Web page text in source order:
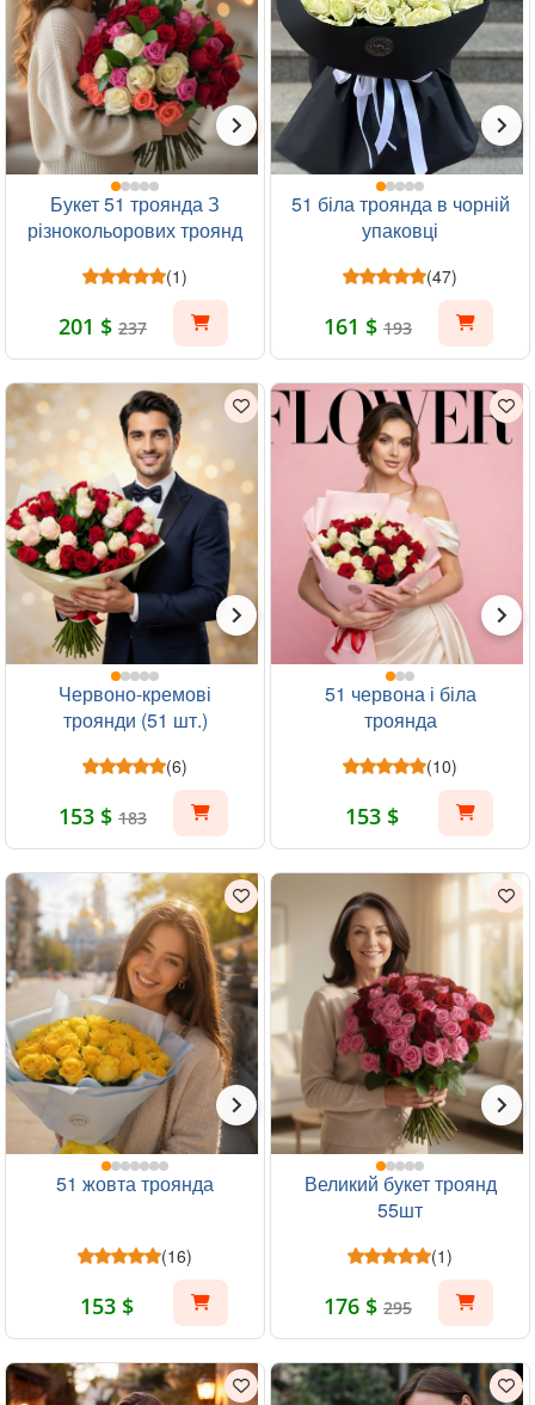
Букет 51 троянда З
різнокольорових троянд
(1)
201 $ 237
51 біла троянда в чорній
упаковці
(47)
161 $ 193
Червоно-кремові
троянди (51 шт.)
(6)
153 $ 183
51 червона і біла
троянда
(10)
153 $
51 жовта троянда
(16)
153 $
Великий букет троянд
55шт
(1)
176 $ 295